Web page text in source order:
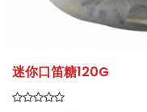
迷你口笛糖120G